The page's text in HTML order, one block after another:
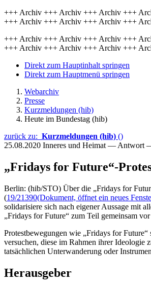
+++ Archiv +++ Archiv +++ Archiv +++
+++ Archiv +++ Archiv +++ Archiv +++
+++ Archiv +++ Archiv +++ Archiv +++
+++ Archiv +++ Archiv +++ Archiv +++
Direkt zum Hauptinhalt springen
Direkt zum Hauptmenü springen
Webarchiv
Presse
Kurzmeldungen (hib)
Heute im Bundestag (hib)
zurück zu: Kurzmeldungen (hib) ()
25.08.2020 Inneres und Heimat — Antwort
„Fridays for Future“-
Berlin: (hib/STO) Über die „Fridays for
(19/21390(Dokument, öffnet ein neues
solidarisiere sich nach eigener Aussage mit
„Fridays for Future“ zum Teil gemeinsam
Protestbewegungen wie „Fridays for
versuchen, diese im Rahmen ihrer Ideologie
tatsächlichen Unterwanderung oder
Herausgeber